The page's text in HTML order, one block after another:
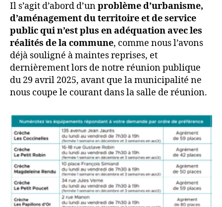
Il s’agit d’abord d’unproblème d’urbanisme,
d’aménagement du territoire et de service
publicqui n’est plus en adéquation avec les
réalités de la commune, comme nous l’avons
déjà souligné à maintes reprises, et
dernièrement lors de notre réunion publique
du 29 avril 2025, avant que la municipalité ne
nous coupe le courant dans la salle de réunion.